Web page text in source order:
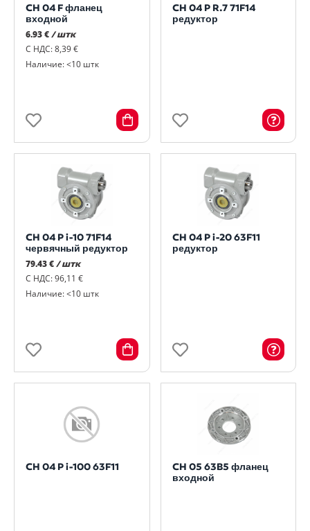
CH 04 F фланец
входной
6.93 €/ штк
С НДС: 8,39 €
Наличие: <10 штк
CH 04 P R.7 71F14
редуктор
CH 04 P i-10 71F14
червячный редуктор
79.43 €/ штк
С НДС: 96,11 €
Наличие: <10 штк
CH 04 P i-20 63F11
редуктор
CH 04 P i-100 63F11
CH 05 63B5 фланец
входной